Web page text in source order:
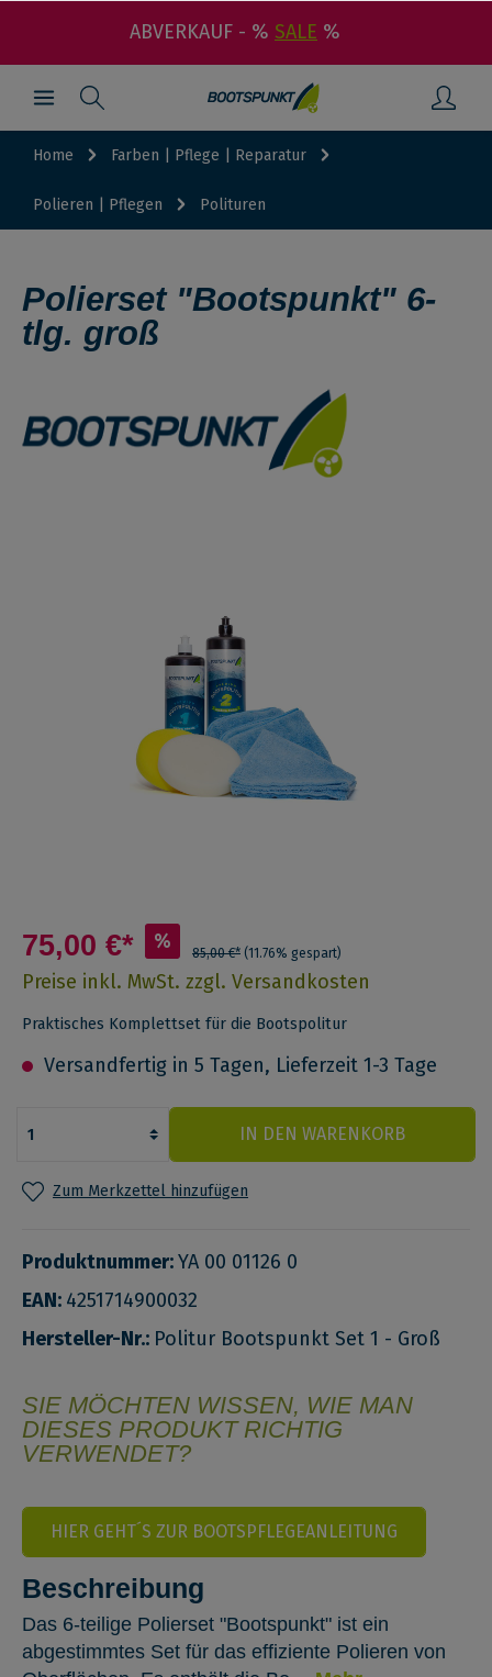
ABVERKAUF - % SALE %
Home Farben | Pflege | Reparatur
Polieren | Pflegen Polituren
Polierset "Bootspunkt" 6-
tlg. groß
75,00 €* % 85,00 €* (11.76% gespart)
Preise inkl. MwSt. zzgl. Versandkosten
Praktisches Komplettset für die Bootspolitur
Versandfertig in 5 Tagen, Lieferzeit 1-3 Tage
IN DEN WARENKORB
Zum Merkzettel hinzufügen
Produktnummer:YA 00 01126 0
EAN: 4251714900032
Hersteller-Nr.: Politur Bootspunkt Set 1 - Groß
SIE MÖCHTEN WISSEN, WIE MAN
DIESES PRODUKT RICHTIG
VERWENDET?
HIER GEHT´S ZUR BOOTSPFLEGEANLEITUNG
Beschreibung
Das 6-teilige Polierset "Bootspunkt" ist ein
abgestimmtes Set für das effiziente Polieren von